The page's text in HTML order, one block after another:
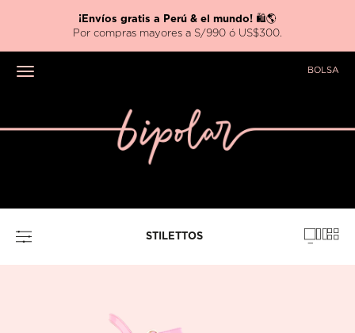
¡Envíos gratis a Perú & el mundo! 🛍️🌎
Por compras mayores a S/990 ó US$300.
Toggle navigation BOLSA
STILETTOS